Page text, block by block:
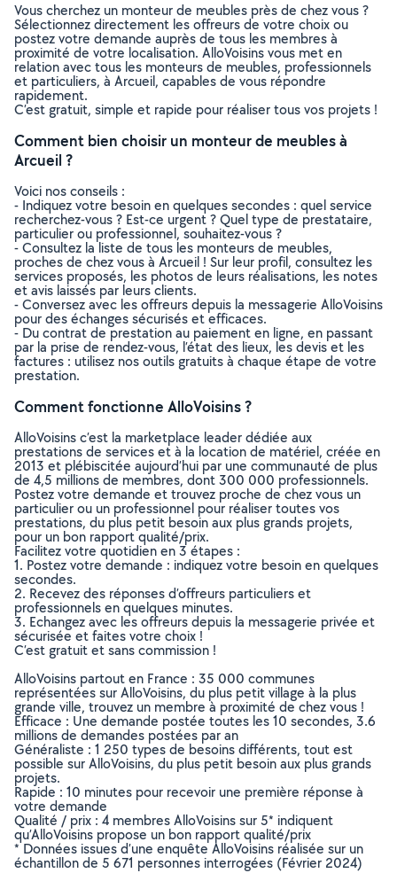
Vous cherchez un monteur de meubles près de chez vous ?
Sélectionnez directement les offreurs de votre choix ou
postez votre demande auprès de tous les membres à
proximité de votre localisation. AlloVoisins vous met en
relation avec tous les monteurs de meubles, professionnels
et particuliers, à Arcueil, capables de vous répondre
rapidement.
C’est gratuit, simple et rapide pour réaliser tous vos projets !
Comment bien choisir un monteur de meubles à
Arcueil ?
Voici nos conseils :
- Indiquez votre besoin en quelques secondes : quel service
recherchez-vous ? Est-ce urgent ? Quel type de prestataire,
particulier ou professionnel, souhaitez-vous ?
- Consultez la liste de tous les monteurs de meubles,
proches de chez vous à Arcueil ! Sur leur profil, consultez les
services proposés, les photos de leurs réalisations, les notes
et avis laissés par leurs clients.
- Conversez avec les offreurs depuis la messagerie AlloVoisins
pour des échanges sécurisés et efficaces.
- Du contrat de prestation au paiement en ligne, en passant
par la prise de rendez-vous, l’état des lieux, les devis et les
factures : utilisez nos outils gratuits à chaque étape de votre
prestation.
Comment fonctionne AlloVoisins ?
AlloVoisins c’est la marketplace leader dédiée aux
prestations de services et à la location de matériel, créée en
2013 et plébiscitée aujourd’hui par une communauté de plus
de 4,5 millions de membres, dont 300 000 professionnels.
Postez votre demande et trouvez proche de chez vous un
particulier ou un professionnel pour réaliser toutes vos
prestations, du plus petit besoin aux plus grands projets,
pour un bon rapport qualité/prix.
Facilitez votre quotidien en 3 étapes :
1. Postez votre demande : indiquez votre besoin en quelques
secondes.
2. Recevez des réponses d’offreurs particuliers et
professionnels en quelques minutes.
3. Echangez avec les offreurs depuis la messagerie privée et
sécurisée et faites votre choix !
C’est gratuit et sans commission !
AlloVoisins partout en France : 35 000 communes
représentées sur AlloVoisins, du plus petit village à la plus
grande ville, trouvez un membre à proximité de chez vous !
Efficace : Une demande postée toutes les 10 secondes, 3.6
millions de demandes postées par an
Généraliste : 1 250 types de besoins différents, tout est
possible sur AlloVoisins, du plus petit besoin aux plus grands
projets.
Rapide : 10 minutes pour recevoir une première réponse à
votre demande
Qualité / prix : 4 membres AlloVoisins sur 5* indiquent
qu’AlloVoisins propose un bon rapport qualité/prix
* Données issues d’une enquête AlloVoisins réalisée sur un
échantillon de 5 671 personnes interrogées (Février 2024)